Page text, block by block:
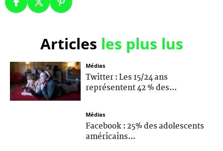
Articles les plus lus
Médias
Twitter : Les 15/24 ans
représentent 42 % des...
Médias
Facebook : 25% des adolescents
américains...